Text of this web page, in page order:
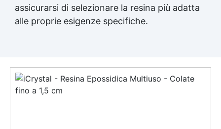
assicurarsi di selezionare la resina più adatta
alle proprie esigenze specifiche.